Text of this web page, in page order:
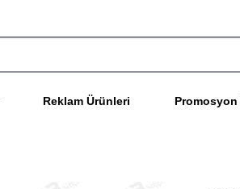
Reklam Ürünleri